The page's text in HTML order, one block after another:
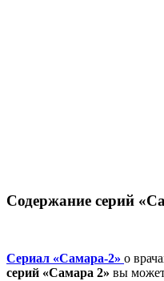
Содержание серий
Сериал «Самара-2» о
серий «Самара 2» вы